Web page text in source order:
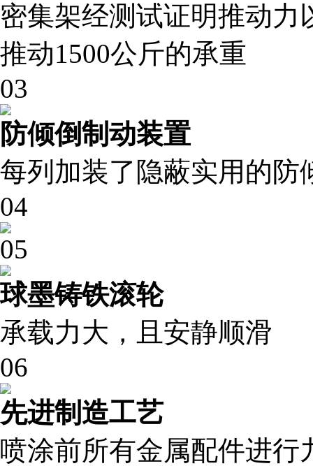
密集架经测试证明推动力
推动1500公斤的承重
03
防倾倒制动装置
每列加装了隐蔽实用的防
04
05
球墨铸铁滚轮
承载力大，且安静顺滑
06
先进制造工艺
喷涂前所有金属配件进行